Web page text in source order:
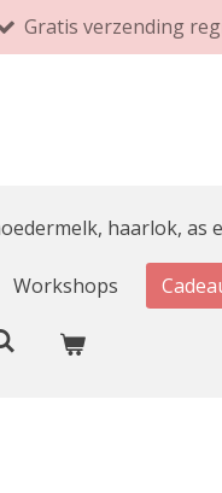
Gratis verzending
haarlok, as
Workshops